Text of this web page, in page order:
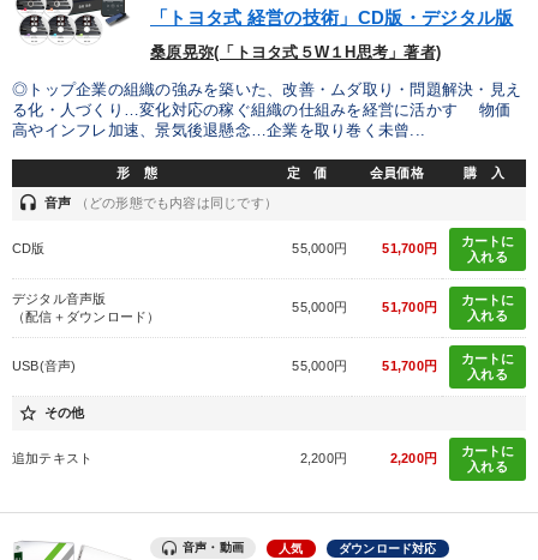
「トヨタ式 経営の技術」CD版・デジタル版
桑原晃弥(「トヨタ式５W１H思考」著者)
◎トップ企業の組織の強みを築いた、改善・ムダ取り・問題解決・見え
る化・人づくり…変化対応の稼ぐ組織の仕組みを経営に活かす 物価
高やインフレ加速、景気後退懸念…企業を取り巻く未曾...
形 態 定 価 会員価格 購 入
headset 音声 （どの形態でも内容は同じです）
CD版 55,000円 51,700円
カートに
入れる
デジタル音声版
（配信＋ダウンロード）
55,000円 51,700円
カートに
入れる
USB(音声) 55,000円 51,700円
カートに
入れる
star_border その他
追加テキスト 2,200円 2,200円
カートに
入れる
音声・動画 人気 ダウンロード対応